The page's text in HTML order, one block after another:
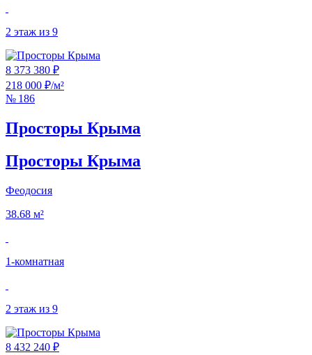
2 этаж из 9
8 373 380 ₽
218 000 ₽/м²
№ 186
Просторы Крыма
Просторы Крыма
Феодосия
38.68 м²
1‑комнатная
2 этаж из 9
8 432 240 ₽